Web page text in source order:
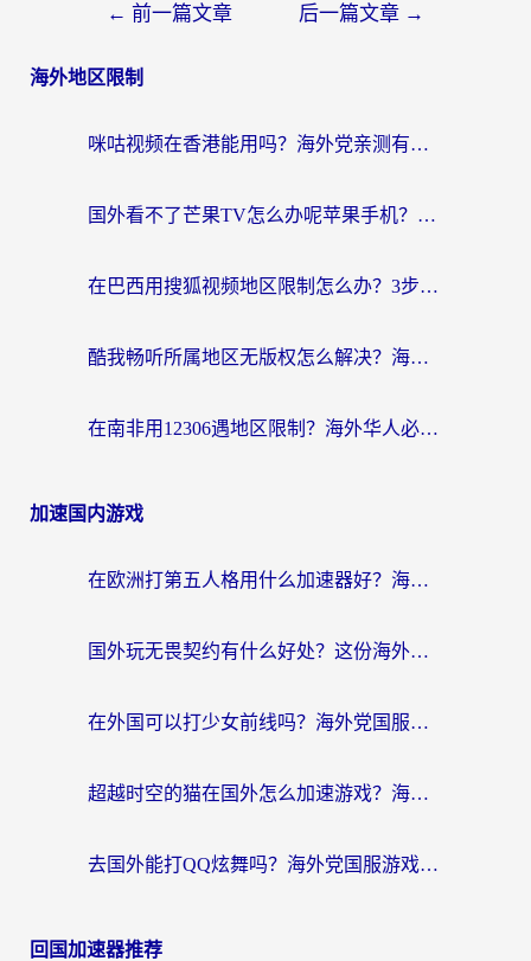
← 前一篇文章 后一篇文章 →
海外地区限制
咪咕视频在香港能用吗？海外党亲测有效的回国加速方案来了
国外看不了芒果TV怎么办呢苹果手机？海外党追剧游戏的全能解决方案
在巴西用搜狐视频地区限制怎么办？3步解决海外看国内剧的烦恼
酷我畅听所属地区无版权怎么解决？海外党必看的回国加速全攻略
在南非用12306遇地区限制？海外华人必看的回国加速全攻略（附B站芒果TV解锁技巧）
加速国内游戏
在欧洲打第五人格用什么加速器好？海外党亲测有效的国服游戏加速方案
国外玩无畏契约有什么好处？这份海外国服游戏加速指南帮你解决90%的卡顿问题
在外国可以打少女前线吗？海外党国服游戏畅玩终极指南（附避坑技巧）
超越时空的猫在国外怎么加速游戏？海外玩家国服畅玩终极指南
去国外能打QQ炫舞吗？海外党国服游戏不卡顿的终极指南
回国加速器推荐